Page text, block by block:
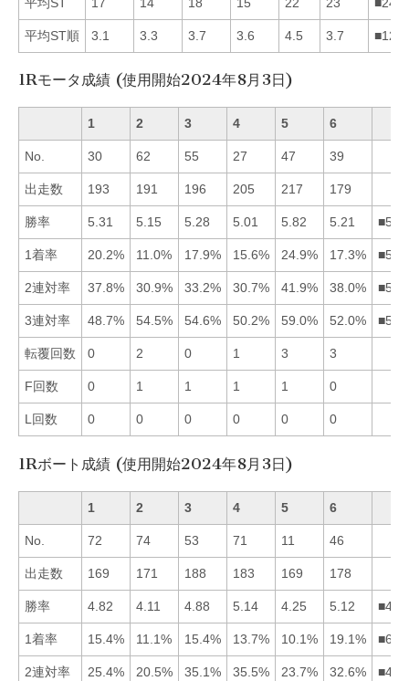
平均ST順 3.1 3.3 3.7 3.6 4.5 3.7
1Rモータ成績 (使用開始2024年8月3日)
1 2 3 4 5 6
No. 30 62 55 27 47 39
出走数 193 191 196 205 217 179
勝率 5.31 5.15 5.28 5.01 5.82 5.21
1着率 20.2% 11.0% 17.9% 15.6% 24.9% 17.3%
2連対率 37.8% 30.9% 33.2% 30.7% 41.9% 38.0%
3連対率 48.7% 54.5% 54.6% 50.2% 59.0% 52.0%
転覆回数 0 2 0 1 3 3
F回数 0 1 1 1 1 0
L回数 0 0 0 0 0 0
1Rボート成績 (使用開始2024年8月3日)
1 2 3 4 5 6
No. 72 74 53 71 11 46
出走数 169 171 188 183 169 178
勝率 4.82 4.11 4.88 5.14 4.25 5.12
1着率 15.4% 11.1% 15.4% 13.7% 10.1% 19.1%
2連対率 25.4% 20.5% 35.1% 35.5% 23.7% 32.6%